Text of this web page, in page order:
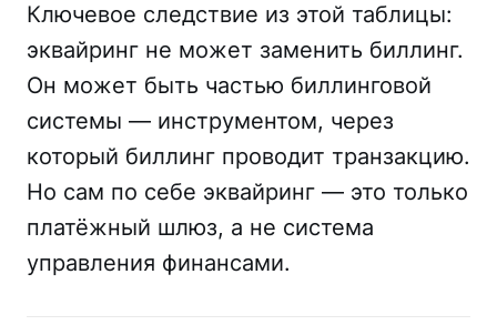
Ключевое следствие из этой таблицы:
эквайринг не может заменить биллинг.
Он может быть частью биллинговой
системы — инструментом, через
который биллинг проводит транзакцию.
Но сам по себе эквайринг — это только
платёжный шлюз, а не система
управления финансами.